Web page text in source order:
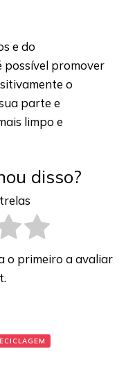
e do
possível promover
o
parte e
limpo e
disso?
o primeiro a avaliar